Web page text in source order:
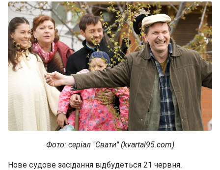
Фото: серіал "Свати" (kvartal95.com)
Нове судове засідання відбудеться 21 червня.